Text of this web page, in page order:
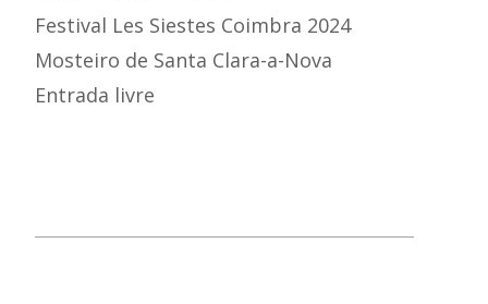
Festival Les Siestes Coimbra 2024
Mosteiro de Santa Clara-a-Nova
Entrada livre